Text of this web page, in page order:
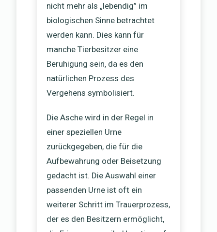
nicht mehr als „lebendig” im
biologischen Sinne betrachtet
werden kann. Dies kann für
manche Tierbesitzer eine
Beruhigung sein, da es den
natürlichen Prozess des
Vergehens symbolisiert.
Die Asche wird in der Regel in
einer speziellen Urne
zurückgegeben, die für die
Aufbewahrung oder Beisetzung
gedacht ist. Die Auswahl einer
passenden Urne ist oft ein
weiterer Schritt im Trauerprozess,
der es den Besitzern ermöglicht,